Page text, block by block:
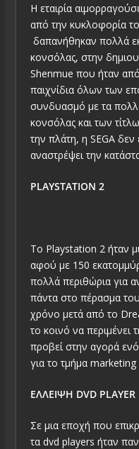
Η εταιρία
από την κυκλοφορία
δαπανήθηκαν πολλά
κονσόλας, στην
Shenmue που ήταν
παιχνίδια όλων των
συνδυασμό με τα
κονσόλας και των
την πλάτη, η SEGA δεν
αναστρέψει την
PLAYSTATION 2
To Playstation 2 ήταν
αφού με 150
πολλά περιθώρια για
πάντα στο πέρασμα
χρόνο μετά από το
το κοινό να περιμένει
προβεί στην αγορά
για το τμήμα marketing
ΕΛΛΕΙΨΗ DVD PLAYER
Σε μια εποχή που
τα dvd players ήταν